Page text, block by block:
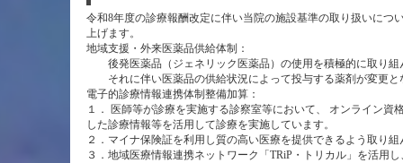
令和8年度の診療報酬改定に伴い当院の施設基準の取り扱いにつ
上げます。
地域支援・外来医薬品供給体制：
後発医薬品（ジェネリック医薬品）の使用を積極的に取り組
それに伴い医薬品の供給状況によって投与する薬剤が変更と
電子的診療情報連携体制整備加算：
１． 医師等が診療を実施する診察室等において、 オンライン資
した診療情報等を活用して診療を実施しています。
２．マイナ保険証を利用し質の高い医療を提供できるよう取り組
３．地域医療情報連携ネットワーク「TRiP・トリカル」を活用